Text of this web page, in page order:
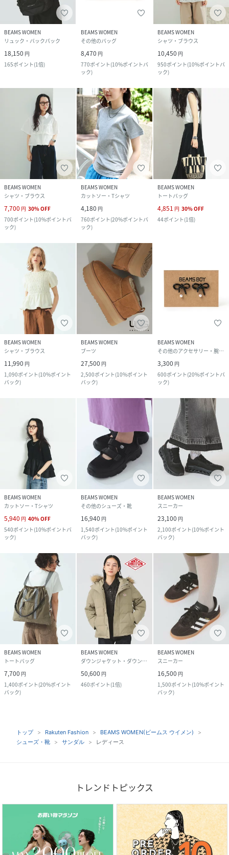
BEAMS WOMEN
リュック・バックパック
18,150 円
165ポイント(1倍)
BEAMS WOMEN
その他のバッグ
8,470 円
770ポイント(10%ポイントバ
ック)
BEAMS WOMEN
シャツ・ブラウス
10,450 円
950ポイント(10%ポイントバ
ック)
BEAMS WOMEN
シャツ・ブラウス
7,700 円 30%OFF
700ポイント(10%ポイントバ
ック)
BEAMS WOMEN
カットソー・Tシャツ
4,180 円
760ポイント(20%ポイントバ
ック)
BEAMS WOMEN
トートバッグ
4,851 円 30%OFF
44ポイント(1倍)
BEAMS WOMEN
シャツ・ブラウス
11,990 円
1,090ポイント(10%ポイント
バック)
BEAMS WOMEN
ブーツ
27,500 円
2,500ポイント(10%ポイント
バック)
BEAMS WOMEN
その他のアクセサリー・腕時計
3,300 円
600ポイント(20%ポイントバ
ック)
BEAMS WOMEN
カットソー・Tシャツ
5,940 円 40%OFF
540ポイント(10%ポイントバ
ック)
BEAMS WOMEN
その他のシューズ・靴
16,940 円
1,540ポイント(10%ポイント
バック)
BEAMS WOMEN
スニーカー
23,100 円
2,100ポイント(10%ポイント
バック)
BEAMS WOMEN
トートバッグ
7,700 円
1,400ポイント(20%ポイント
バック)
BEAMS WOMEN
ダウンジャケット・ダウンベスト
50,600 円
460ポイント(1倍)
BEAMS WOMEN
スニーカー
16,500 円
1,500ポイント(10%ポイント
バック)
トップ Rakuten Fashion
BEAMS WOMEN(ビームス ウイメン)
シューズ・靴
サンダル レディース
トレンドトピックス